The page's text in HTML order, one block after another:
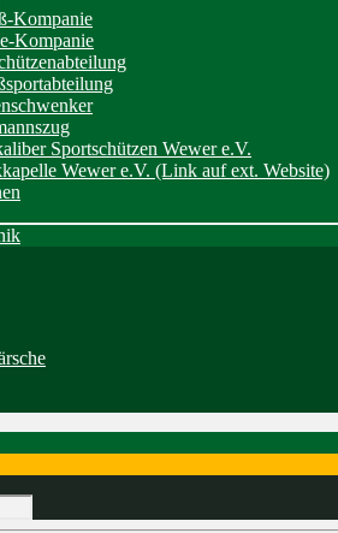
Kompanie
Kompanie
Sportschützen Wewer e.V.
Wewer e.V. (Link auf ext. Website)